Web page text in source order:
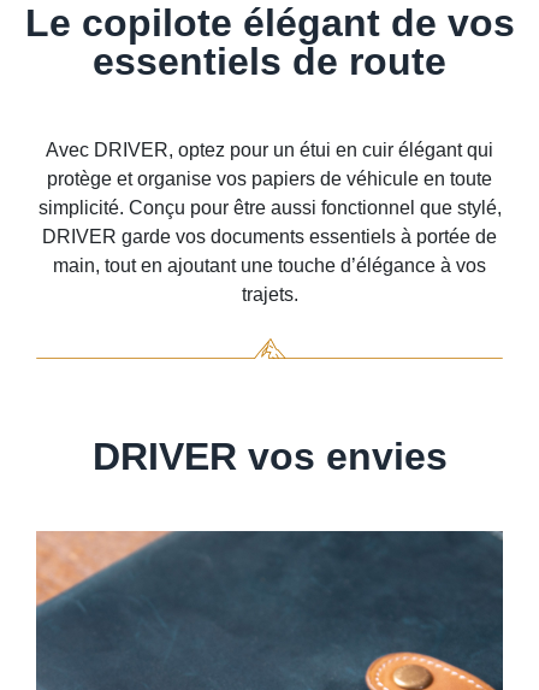
Le copilote élégant de vos
essentiels de route
Avec DRIVER, optez pour un étui en cuir élégant qui
protège et organise vos papiers de véhicule en toute
simplicité. Conçu pour être aussi fonctionnel que stylé,
DRIVER garde vos documents essentiels à portée de
main, tout en ajoutant une touche d’élégance à vos
trajets.
DRIVER vos envies